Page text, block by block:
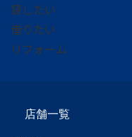
貸したい
借りたい
リフォーム
店舗一覧